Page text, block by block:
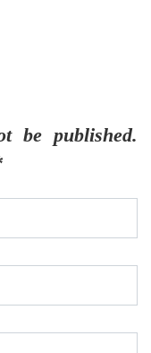
be published.